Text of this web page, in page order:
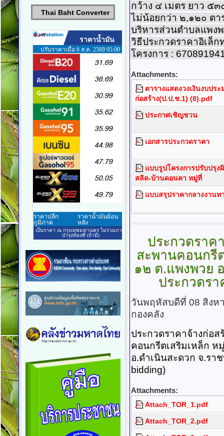
กว้าง ๔ เมตร ยาว ๕
ไม่น้อยกว่า ๒,๑๒๐ ตา
บริหารส่วนตำบลแพง
วิธีประกวดราคาอิเล็ก
โครงการ :
Attachments:
ตารางแสดงวงเงินงบปร
ก่อสร้าง(ป.ป.ช.1) (8).pdf
ประกาศเชิญชวน
เอกสารประกวดราคา
แบบรูปโครงการปรับปรุ
สลิด-บ้านดอนคา หมู่ที่
แบบสรุปราคากลางงาน
ประกวดราค
สะพานคอนกรี
๑๒ ต.แพงพวย
ประกวดรา
วันพฤหัสบดีที่ 08 สิงห
กองคลัง
ประกวดราคาจ้างก่อส
คอนกรีตเสริมเหล็ก
อ.ดำเนินสะดวก จ.รา
bidding)
Attachments:
Attach_TOR_1.pdf
Attach_TOR_2.pdf
Thai Baht Converter